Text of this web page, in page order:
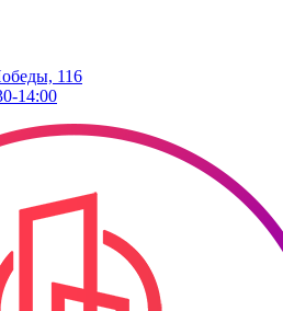
116
14:00